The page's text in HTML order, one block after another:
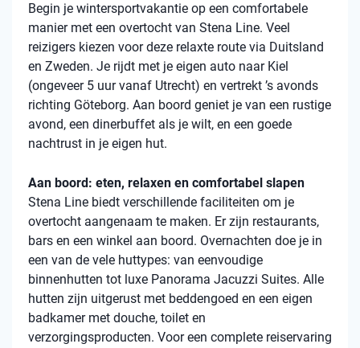
Begin je wintersportvakantie op een comfortabele
manier met een overtocht van Stena Line. Veel
reizigers kiezen voor deze relaxte route via Duitsland
en Zweden. Je rijdt met je eigen auto naar Kiel
(ongeveer 5 uur vanaf Utrecht) en vertrekt ’s avonds
richting Göteborg. Aan boord geniet je van een rustige
avond, een dinerbuffet als je wilt, en een goede
nachtrust in je eigen hut.
Aan boord: eten, relaxen en comfortabel slapen
Stena Line biedt verschillende faciliteiten om je
overtocht aangenaam te maken. Er zijn restaurants,
bars en een winkel aan boord. Overnachten doe je in
een van de vele huttypes: van eenvoudige
binnenhutten tot luxe Panorama Jacuzzi Suites. Alle
hutten zijn uitgerust met beddengoed en een eigen
badkamer met douche, toilet en
verzorgingsproducten. Voor een complete reiservaring